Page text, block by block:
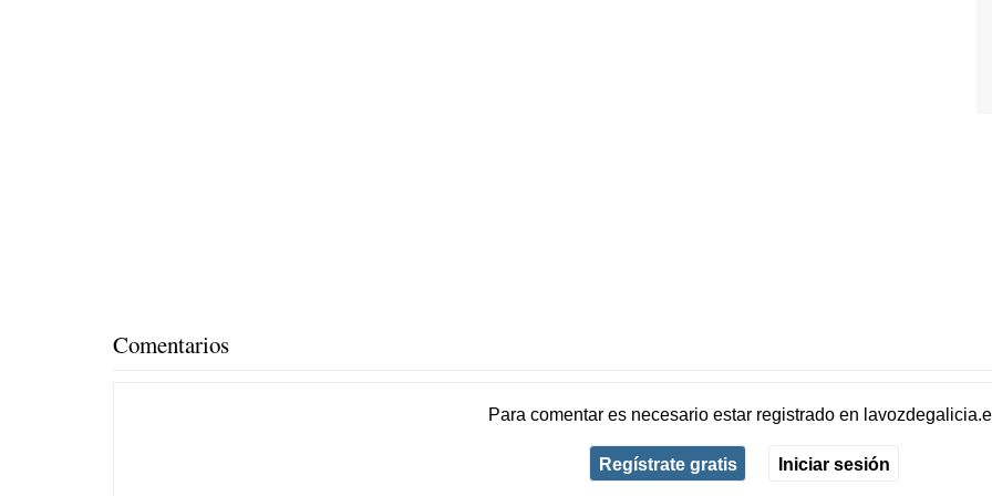
Comentarios
Para comentar es necesario estar registradoen
Regístrate gratis Iniciar sesión